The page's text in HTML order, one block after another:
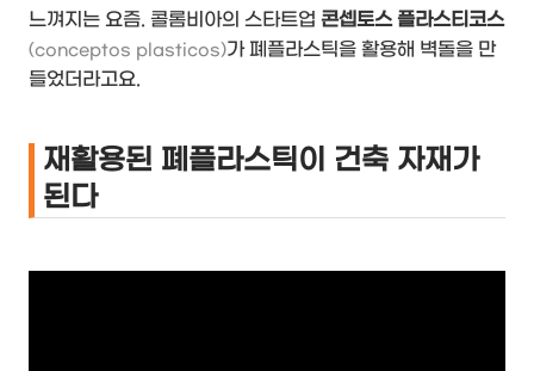
느껴지는 요즘. 콜롬비아의 스타트업 콘셉토스 플라스티코스
(conceptos plasticos)가 폐플라스틱을 활용해 벽돌을 만
들었더라고요.
재활용된 폐플라스틱이 건축 자재가
된다